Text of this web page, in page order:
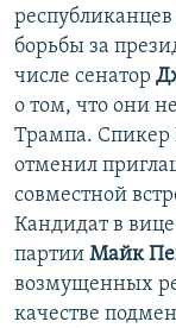
борьбы за
числе сенатор
о том, что они
Трампа. Спикер
отменил
совместной
Кандидат в
партии Майк
возмущенных
качестве